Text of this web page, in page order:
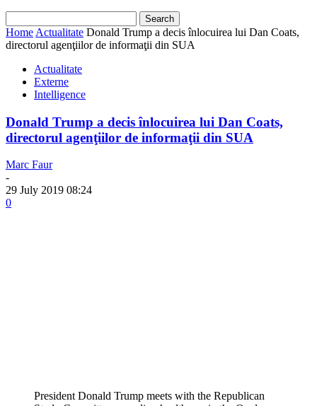
Home Actualitate Donald Trump a decis înlocuirea lui Dan Coats,
directorul agenţiilor de informaţii din SUA
Actualitate
Externe
Intelligence
Donald Trump a decis înlocuirea lui Dan Coats,
directorul agenţiilor de informaţii din SUA
Marc Faur
-
29 July 2019 08:24
0
President Donald Trump meets with the Republican